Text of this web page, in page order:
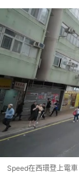
Speed在西環登上電車